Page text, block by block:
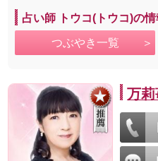
占い師 トウコ(トウコ)の
つぶやき一覧
万